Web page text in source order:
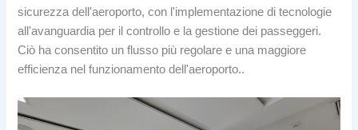
sicurezza dell'aeroporto, con l'implementazione di tecnologie
all'avanguardia per il controllo e la gestione dei passeggeri.
Ciò ha consentito un flusso più regolare e una maggiore
efficienza nel funzionamento dell'aeroporto..